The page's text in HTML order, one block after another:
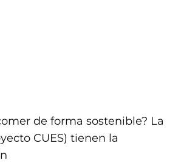
de forma sostenible? La
CUES) tienen la